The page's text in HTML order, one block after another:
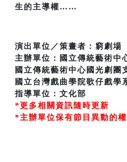
生的主導權……
演出單位／策畫者：窮劇場
主辦單位：國立傳統藝術中
國立傳統藝術中心國光劇團
國立台灣戲曲學院歌仔戲學
指導單位：文化部
*更多相關資訊隨時更新
*主辦單位保有節目異動的權